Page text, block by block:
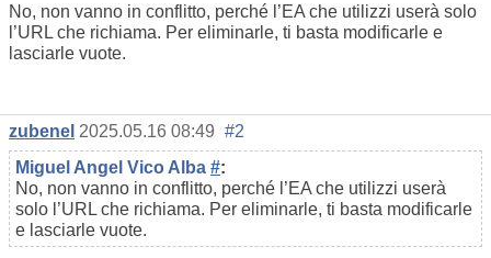
No, non vanno in conflitto, perché l’EA che utilizzi userà solo
l’URL che richiama. Per eliminarle, ti basta modificarle e
lasciarle vuote.
zubenel 2025.05.16 08:49 #2
Miguel Angel Vico Alba #:
No, non vanno in conflitto, perché l’EA che utilizzi userà
solo l’URL che richiama. Per eliminarle, ti basta modificarle
e lasciarle vuote.